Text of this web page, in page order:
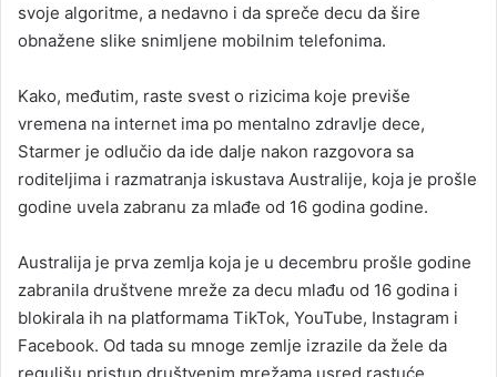
svoje algoritme, a nedavno i da spreče decu da šire
obnažene slike snimljene mobilnim telefonima.
Kako, međutim, raste svest o rizicima koje previše
vremena na internet ima po mentalno zdravlje dece,
Starmer je odlučio da ide dalje nakon razgovora sa
roditeljima i razmatranja iskustava Australije, koja je prošle
godine uvela zabranu za mlađe od 16 godina godine.
Australija je prva zemlja koja je u decembru prošle godine
zabranila društvene mreže za decu mlađu od 16 godina i
blokirala ih na platformama TikTok, YouTube, Instagram i
Facebook. Od tada su mnoge zemlje izrazile da žele da
regulišu pristup društvenim mrežama usred rastuće